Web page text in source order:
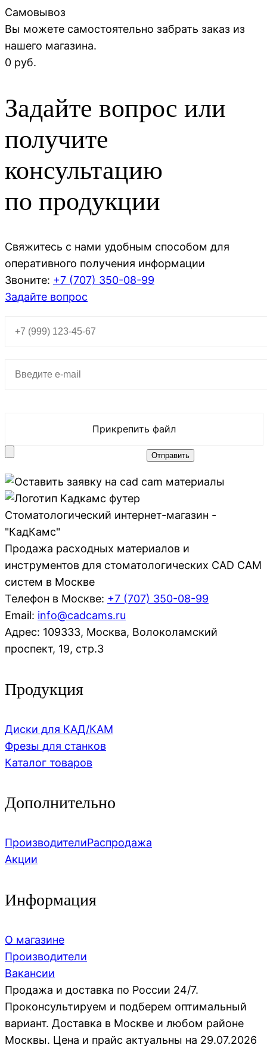
Самовывоз
Вы можете самостоятельно забрать заказ из
нашего магазина.
0 руб.
Задайте вопрос или
получите
консультацию
по продукции
Свяжитесь с нами удобным способом для
оперативного получения информации
Звоните: +7 (707) 350-08-99
Задайте вопрос
Прикрепить файл
Стоматологический интернет-магазин -
"КадКамс"
Продажа расходных материалов и
инструментов для стоматологических CAD CAM
систем в Москве
Телефон в Москве: +7 (707) 350-08-99
Email: info@cadcams.ru
Адрес: 109333, Москва, Волоколамский
проспект, 19, стр.3
Продукция
Диски для КАД/КАМ
Фрезы для станков
Каталог товаров
Дополнительно
ПроизводителиРаспродажа
Акции
Информация
О магазине
Производители
Вакансии
Продажа и доставка по России 24/7.
Проконсультируем и подберем оптимальный
вариант. Доставка в Москве и любом районе
Москвы. Цена и прайс актуальны на 29.07.2026